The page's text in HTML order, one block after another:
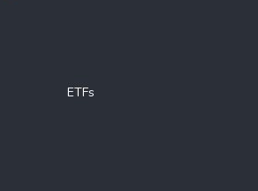
ETFs